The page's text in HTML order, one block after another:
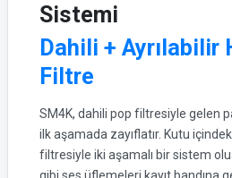
Sistemi
Dahili + Ayrılabilir
Filtre
SM4K, dahili pop filtresiyle gelen
ilk aşamada zayıflatır. Kutu
filtresiyle iki aşamalı bir sistem
gibi ses üflemeleri kayıt bandına